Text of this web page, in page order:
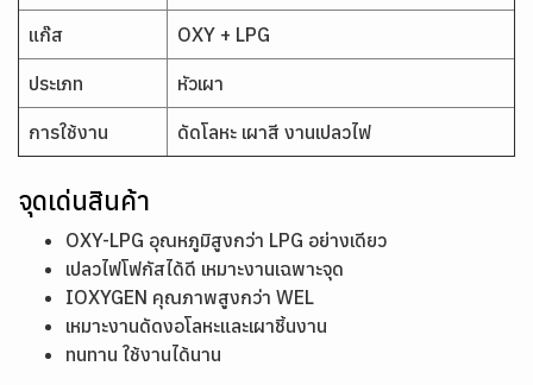
แก๊ส OXY + LPG
ประเภท หัวเผา
การใช้งาน ดัดโลหะ เผาสี งานเปลวไฟ
จุดเด่นสินค้า
OXY-LPG อุณหภูมิสูงกว่า LPG อย่างเดียว
เปลวไฟโฟกัสได้ดี เหมาะงานเฉพาะจุด
IOXYGEN คุณภาพสูงกว่า WEL
เหมาะงานดัดงอโลหะและเผาชิ้นงาน
ทนทาน ใช้งานได้นาน